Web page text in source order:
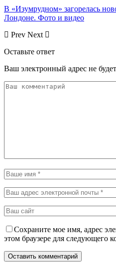
В «Изумрудном» загорелась
Лондоне. Фото и видео
Prev Next
Оставьте ответ
Ваш электронный адрес не
Сохраните мое имя, адрес
этом браузере для следующего